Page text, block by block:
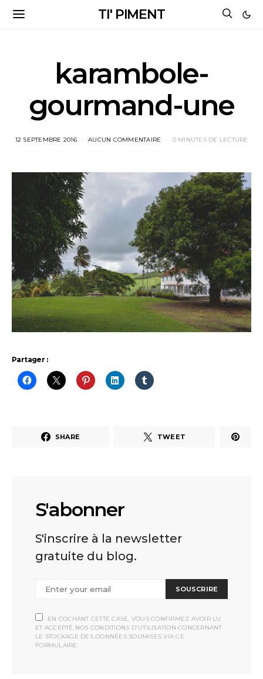
TI' PIMENT
karambole-
gourmand-une
12 SEPTEMBRE 2016 AUCUN COMMENTAIRE 0 MINUTES DE LECTURE
Partager :
SHARE TWEET
S'abonner
S'inscrire à la newsletter
gratuite du blog.
SOUSCRIRE
EN COCHANT CETTE CASE, VOUS CONFIRMEZ AVOIR LU
ET ACCEPTÉ NOS CONDITIONS D'UTILISATION CONCERNANT
LE STOCKAGE DES DONNÉES SOUMISES VIA CE
FORMULAIRE.